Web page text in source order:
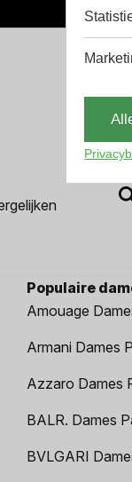
Populaire
Amouage
Armani Dames
Azzaro Dames
BALR. Dames
BVLGARI